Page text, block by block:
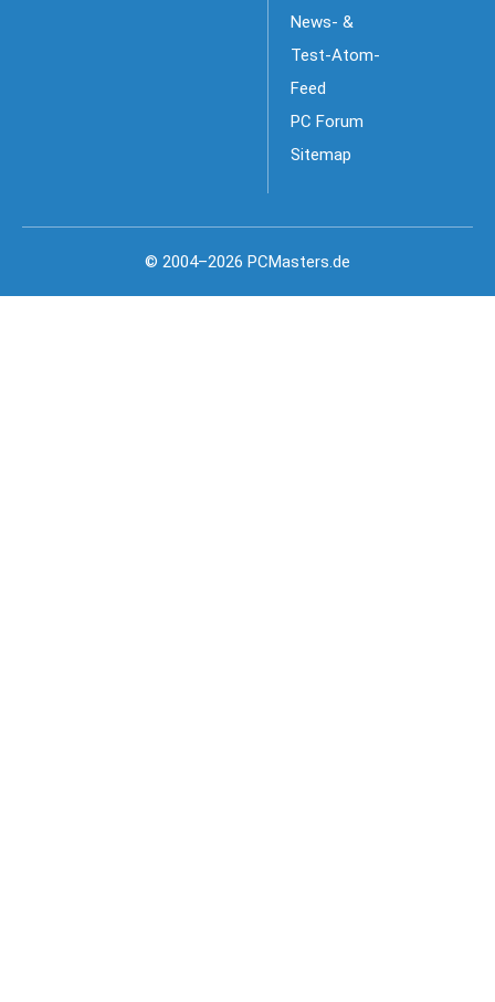
News- &
Test-Atom-
Feed
PC Forum
Sitemap
© 2004–2026 PCMasters.de